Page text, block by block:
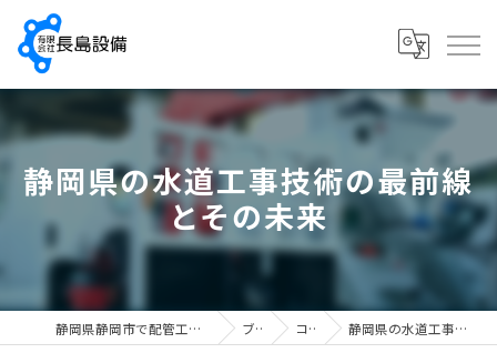
静岡県の水道工事技術の最前線
とその未来
静岡県静岡市で配管工の求人なら有限会社長島設備 ブログ コラム 静岡県の水道工事技術の最前線とその未来